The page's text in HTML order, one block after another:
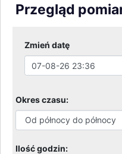
Przegląd
Zmień datę
Okres czasu:
Ilość godzin: